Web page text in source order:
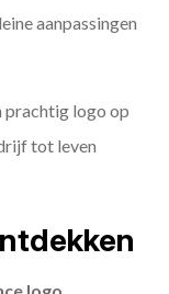
aanpassingen
prachtig logo op
tot leven